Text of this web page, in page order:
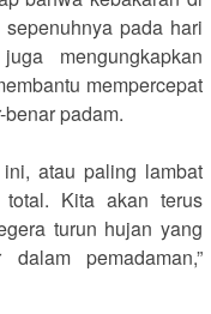
pada hari
mengungkapkan
mempercepat
padam.
atau paling lambat
Kita akan terus
turun hujan yang
pemadaman,”